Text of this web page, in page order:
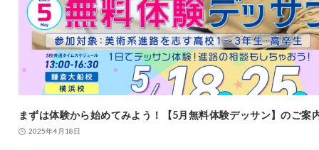
まずは体験から始めてみよう！【5月無料体験デッサン】のご案
2025年4月18日